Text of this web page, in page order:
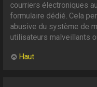
courriers électroniques
formulaire dédié. Cela
abusive du système de
utilisateurs malveillants
Haut